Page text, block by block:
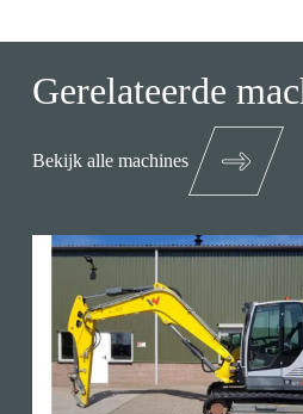
Gerelateerde
Bekijk alle machines